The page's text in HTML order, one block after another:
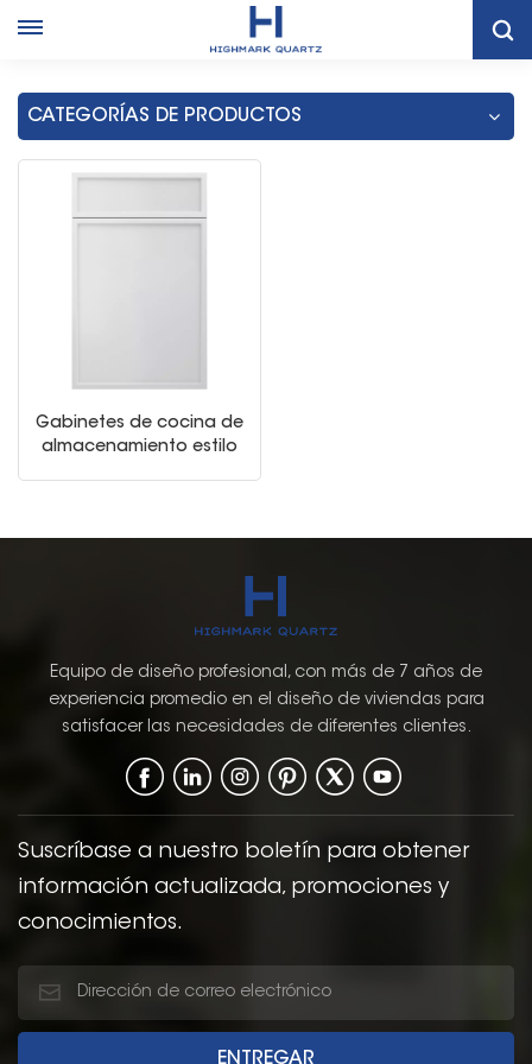
Hogar
Gabinete Delgado Blanco De Almacenamiento De Cocina
CATEGORÍAS DE PRODUCTOS
Gabinetes de cocina de
almacenamiento estilo
Equipo de diseño profesional, con más de 7 años de
experiencia promedio en el diseño de viviendas para
satisfacer las necesidades de diferentes clientes.
Suscríbase a nuestro boletín para obtener
información actualizada, promociones y
conocimientos.